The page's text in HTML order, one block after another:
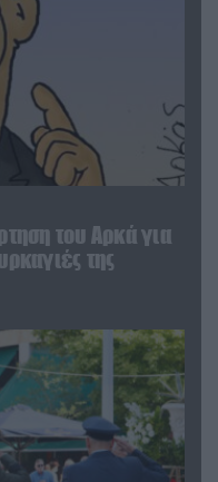
του Αρκά για
της